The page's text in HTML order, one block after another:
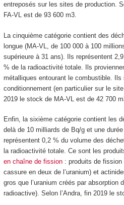
entreposés sur les sites de production.
FA-VL est de 93 600 m3.
La cinquième catégorie contient des
longue (MA-VL, de 100 000 à 100
supérieure à 31 ans). Ils représentent
% de la radioactivité totale. Ils
métalliques entourant le combustible.
conditionnement (en particulier sur le
2019 le stock de MA-VL est de 42 700 m
Enfin, la sixième catégorie contient les
delà de 10 milliards de Bq/g et une
représentent 0,2 % du volume des
la radioactivité totale. Ce sont les
en chaîne de fission: produits de fission
cassure en deux de l’uranium) et
gros que l’uranium créés par absorption
radioactive). Selon l’Andra, fin 2019 le